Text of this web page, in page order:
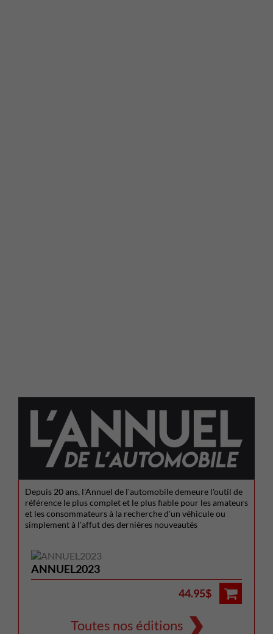
Depuis 20 ans, l'Annuel de l'automobile demeure l'outil de
référence le plus complet et le plus fiable pour les amateurs
et les consommateurs à la recherche d'un véhicule ou
simplement à l'affut des dernières nouveautés
ANNUEL2023
44.95$
Toutes nos éditions